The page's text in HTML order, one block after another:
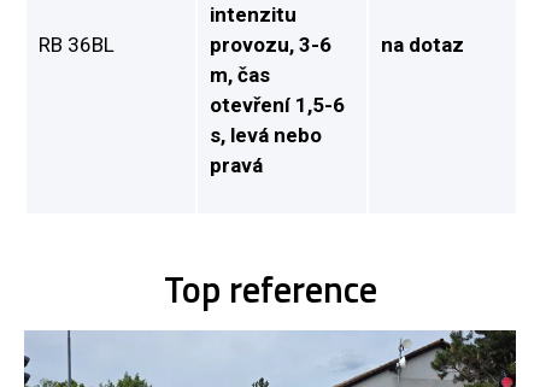
RB 36BL
intenzitu
provozu, 3-6
m, čas
otevření 1,5-6
s, levá nebo
pravá
na dotaz
Top reference